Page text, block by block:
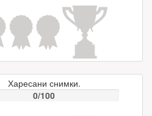
Харесани снимки.
0/100